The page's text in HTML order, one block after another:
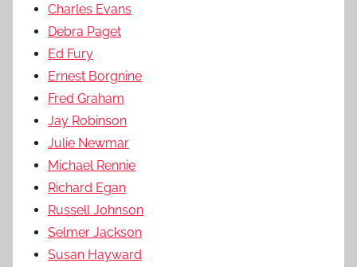
Charles Evans
Debra Paget
Ed Fury
Ernest Borgnine
Fred Graham
Jay Robinson
Julie Newmar
Michael Rennie
Richard Egan
Russell Johnson
Selmer Jackson
Susan Hayward